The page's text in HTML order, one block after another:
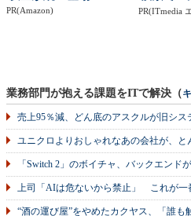
onの本気が...
PR(Amazon)
PR(ITmedia
業務部門が抱える課題をITで解決（
売上95％減、どん底のアスクルが旧シ
ユニクロよりおしゃれなあの会社が、
「Switch 2」のボイチャ、バックエンド
上司「AIは危ないから禁止」 これが一
“酒の運び屋”をやめたカクヤス、「誰